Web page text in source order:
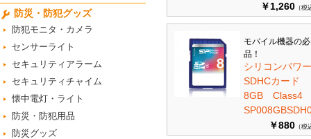
防災・防犯グッズ
防犯モニタ・カメラ
センサーライト
セキュリティアラーム
セキュリティチャイム
懐中電灯・ライト
防災・防犯用品
防災グッズ
￥1,260 （税
モバイル機器の
品！
シリコンパ
SDHCカード
8GB
￥880 （税